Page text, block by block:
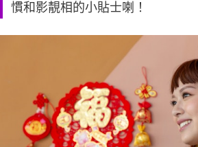
慣和影靚相的小貼士喇！